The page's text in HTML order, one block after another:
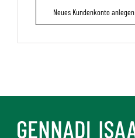
Neues Kundenkonto anlegen